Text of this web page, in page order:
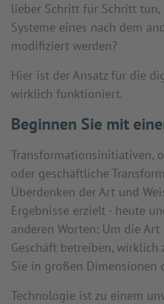
lieber Schritt für Schritt
Systeme eines nach dem
modifiziert werden?
Hier ist der Ansatz für die
wirklich funktioniert.
Beginnen Sie mit
Transformationsinitiativen,
oder geschäftliche
Überdenken der Art und
Ergebnisse erzielt - heute
anderen Worten: Um die
Geschäft betreiben, wirklich
Sie in großen Dimensionen
Technologie ist zu einem